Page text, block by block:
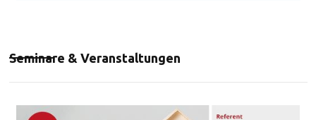
Seminare & Veranstaltungen